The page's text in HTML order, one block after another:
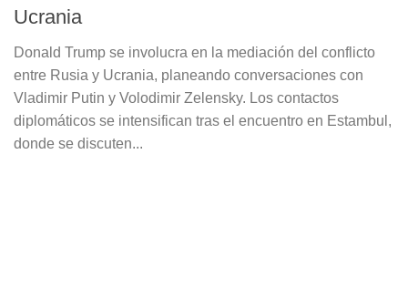
Ucrania
Donald Trump se involucra en la mediación del conflicto
entre Rusia y Ucrania, planeando conversaciones con
Vladimir Putin y Volodimir Zelensky. Los contactos
diplomáticos se intensifican tras el encuentro en Estambul,
donde se discuten...